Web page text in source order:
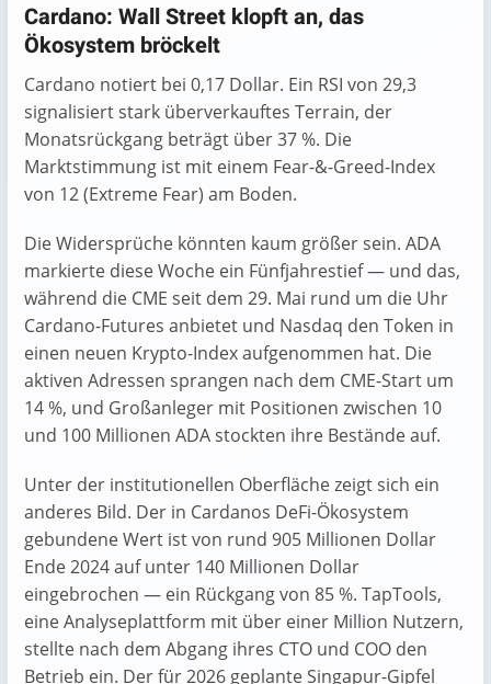
Cardano: Wall Street klopft an, das
Ökosystem bröckelt
Cardano notiert bei 0,17 Dollar. Ein RSI von 29,3
signalisiert stark überverkauftes Terrain, der
Monatsrückgang beträgt über 37 %. Die
Marktstimmung ist mit einem Fear-&-Greed-Index
von 12 (Extreme Fear) am Boden.
Die Widersprüche könnten kaum größer sein. ADA
markierte diese Woche ein Fünfjahrestief — und das,
während die CME seit dem 29. Mai rund um die Uhr
Cardano-Futures anbietet und Nasdaq den Token in
einen neuen Krypto-Index aufgenommen hat. Die
aktiven Adressen sprangen nach dem CME-Start um
14 %, und Großanleger mit Positionen zwischen 10
und 100 Millionen ADA stockten ihre Bestände auf.
Unter der institutionellen Oberfläche zeigt sich ein
anderes Bild. Der in Cardanos DeFi-Ökosystem
gebundene Wert ist von rund 905 Millionen Dollar
Ende 2024 auf unter 140 Millionen Dollar
eingebrochen — ein Rückgang von 85 %. TapTools,
eine Analyseplattform mit über einer Million Nutzern,
stellte nach dem Abgang ihres CTO und COO den
Betrieb ein. Der für 2026 geplante Singapur-Gipfel